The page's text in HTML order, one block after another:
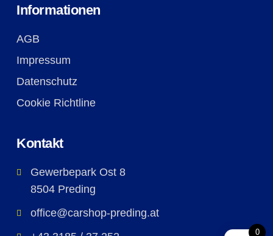
Informationen
AGB
Impressum
Datenschutz
Cookie Richtline
Kontakt
Gewerbepark Ost 8
8504 Preding
office@carshop-preding.at
0